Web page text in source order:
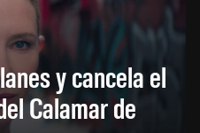
y cancela el
Calamar de